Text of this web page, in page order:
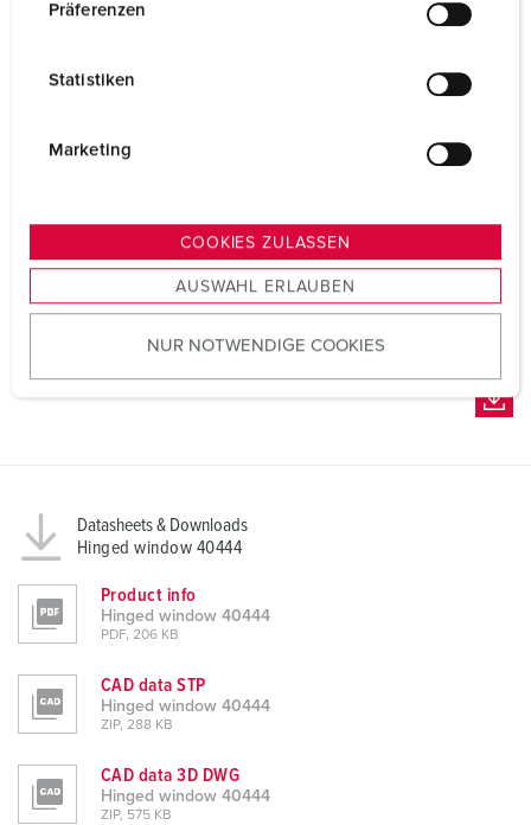
s
u
w
Präferenzen
Statistiken
Marketing
COOKIES ZULASSEN
AUSWAHL ERLAUBEN
NUR NOTWENDIGE COOKIES
Datasheets & Downloads
Hinged window 40444
Product info
Hinged window 40444
PDF, 206 KB
CAD data STP
Hinged window 40444
ZIP, 288 KB
CAD data 3D DWG
Hinged window 40444
ZIP, 575 KB